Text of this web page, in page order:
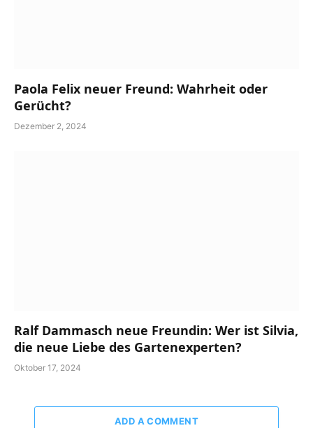
Paola Felix neuer Freund: Wahrheit oder
Gerücht?
Dezember 2, 2024
Ralf Dammasch neue Freundin: Wer ist Silvia,
die neue Liebe des Gartenexperten?
Oktober 17, 2024
ADD A COMMENT